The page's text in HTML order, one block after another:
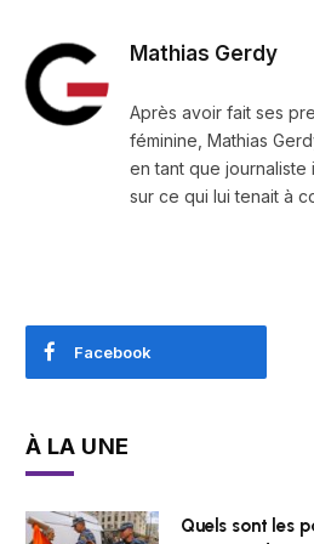
Mathias Gerdy
Après avoir fait ses
féminine, Mathias
en tant que
sur ce qui lui tenait à
Facebook
À LA UNE
Quels sont les